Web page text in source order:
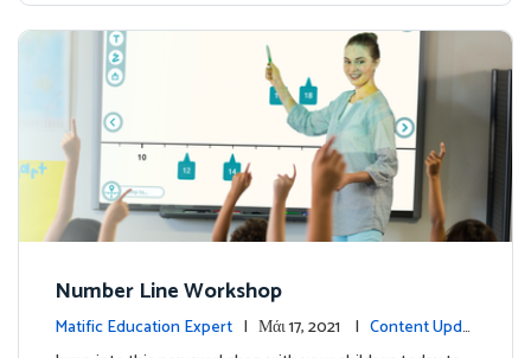
Number Line Workshop
Matific Education Expert | Μάι 17, 2021 | Content Updat
es